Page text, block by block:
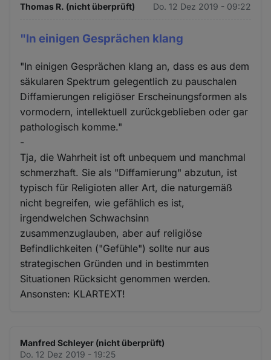
Thomas R. (nicht überprüft) Do. 12 Dez 2019 - 09:22
"In einigen Gesprächen klang
"In einigen Gesprächen klang an, dass es aus dem
säkularen Spektrum gelegentlich zu pauschalen
Diffamierungen religiöser Erscheinungsformen als
vormodern, intellektuell zurückgeblieben oder gar
pathologisch komme."
-
Tja, die Wahrheit ist oft unbequem und manchmal
schmerzhaft. Sie als "Diffamierung" abzutun, ist
typisch für Religioten aller Art, die naturgemäß
nicht begreifen, wie gefählich es ist,
irgendwelchen Schwachsinn
zusammenzuglauben, aber auf religiöse
Befindlichkeiten ("Gefühle") sollte nur aus
strategischen Gründen und in bestimmten
Situationen Rücksicht genommen werden.
Ansonsten: KLARTEXT!
Manfred Schleyer (nicht überprüft)
Do. 12 Dez 2019 - 19:25